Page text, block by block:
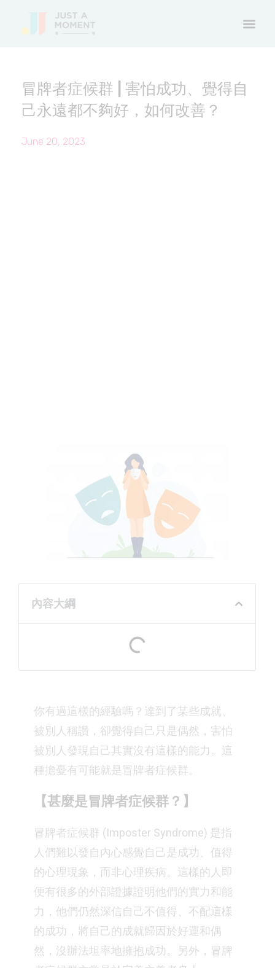
冒牌者症候群 | 害怕成功、覺得自
己永遠都不夠好，如何改善？
June 20, 2023
內容大綱
你有過這樣的經驗嗎？達到了某些成就、
被別人稱讚，卻覺得自己只是偶然，害怕
被別人發現自己其實沒有這樣的能力。這
種擔憂有可能就是冒牌者症候群。⁣
【甚麼是冒牌者症候群？】⁣
冒牌者症候群 (Imposter Syndrome) 是指
人們難以發自內心感覺自己是成功、值得
的心理現象，而非心理疾病。這樣的人即
便有很多的外部證據證明他們的實力和能
力，他們仍然深信自己不值得、不配這樣
的成功，將自己的成就歸因於好運和偶
然，沒辦法坦率地擁抱成功。另外，冒牌